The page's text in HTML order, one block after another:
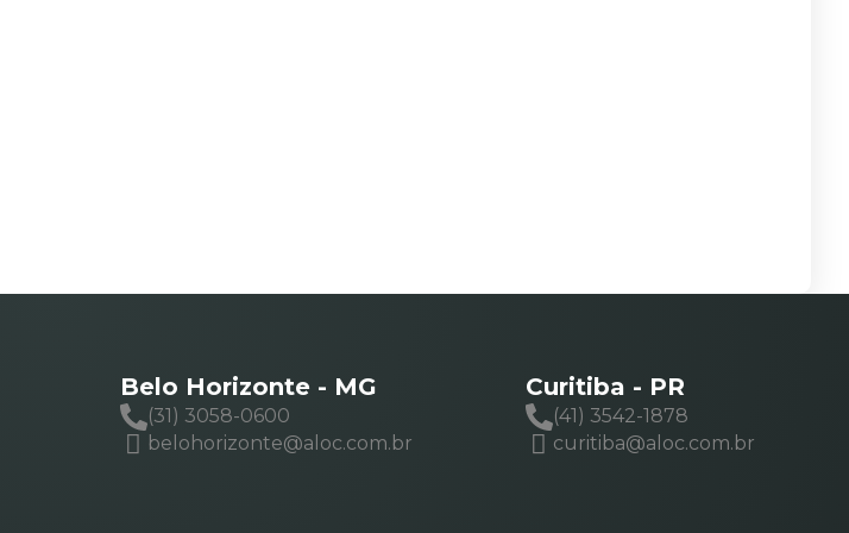
Belo Horizonte - MG
(31) 3058-0600
belohorizonte@aloc.com.br
Curitiba - PR
(41) 3542-1878
curitiba@aloc.com.br